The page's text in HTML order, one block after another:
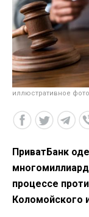
иллюстративное
ПриватБанк
процессе
Коломойского